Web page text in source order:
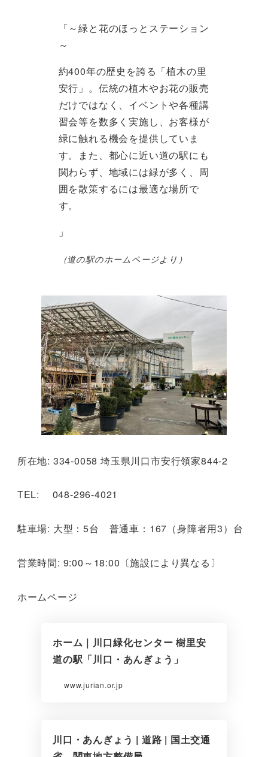
「～緑と花のほっとステーション
～
約400年の歴史を誇る「植木の里
安行」。伝統の植木やお花の販売
だけではなく、イベントや各種講
習会等を数多く実施し、お客様が
緑に触れる機会を提供していま
す。また、都心に近い道の駅にも
関わらず、地域には緑が多く、周
囲を散策するには最適な場所で
す。
」
（道の駅のホームページより）
所在地: 334-0058 埼玉県川口市安行領家844-2
TEL: 048-296-4021
駐車場: 大型：5台 普通車：167（身障者用3）台
営業時間: 9:00～18:00〔施設により異なる〕
ホームページ
ホーム｜川口緑化センター 樹里安
道の駅「川口・あんぎょう」
www.jurian.or.jp
川口・あんぎょう | 道路 | 国土交通